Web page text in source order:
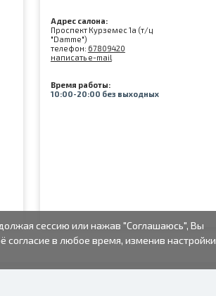
Адрес салона:
Проспект Курземес 1а (т/ц
"Damme")
телефон: 67809420
написать e-mail
Время работы:
10:00-20:00 без выходных
сессию или нажав "Соглашаюсь", Вы
согласие в любое время, изменив настройки